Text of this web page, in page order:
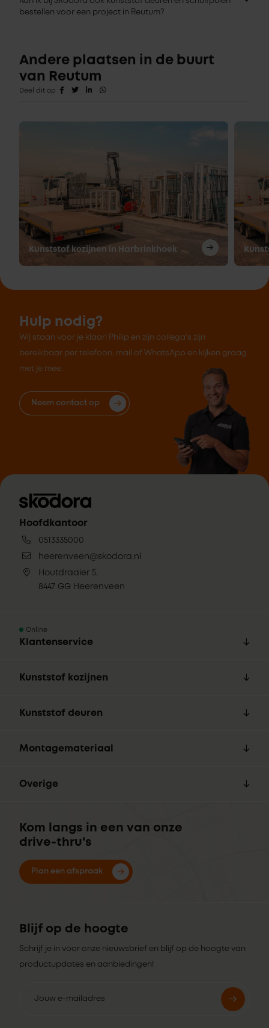
bestellen voor een project in Reutum?
Andere plaatsen in de buurt
van Reutum
Deel dit op
Kunststof kozijnen in Harbrinkhoek
Hulp nodig?
Wij staan voor je klaar! Philip en zijn collega's zijn
bereikbaar per telefoon, mail of WhatsApp en kijken graag
met je mee.
Neem contact op
Hoofdkantoor
0513335000
heerenveen@skodora.nl
Houtdraaier 5,
8447 GG Heerenveen
Online
Klantenservice
Kunststof kozijnen
Kunststof deuren
Montagemateriaal
Overige
Kom langs in een van onze
drive-thru's
Plan een afspraak
Blijf op de hoogte
Schrijf je in voor onze nieuwsbrief en blijf op de hoogte van
productupdates en aanbiedingen!